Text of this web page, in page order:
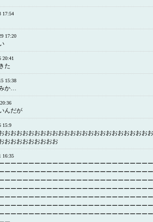
17:54
17:20
20:41
た
15:38
か…
んだが
15:9
おおおおおおおおおおおおおおおおおおおおおおおお
おおおおおおおおお
16:35
ーーーーーーーーーーーーーーーーーーーーーーーー
ーーーーーーーーーーーーーーーーーーーーーーーー
ーーーーーーーーーーーーーーーーーーーーーーーー
ーーーーーーーーーーーーーーーーーーーーーーーー
ーーーーーーーーーーーーーーーーーーーーーーーー
ーーーーーーーーーーーーーーーーーーーーーーーー
ーーーーーーーーーーーーーーーーーーーーーーーー